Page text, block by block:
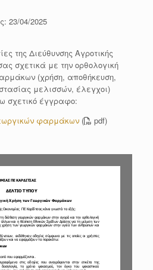
23/04/2025
της Διεύθυνσης Αγροτικής
σχετικά με την ορθολογική
(χρήση, αποθήκευση,
μελισσών, έλεγχοι)
σχετικό έγγραφο:
φαρμάκων( pdf)